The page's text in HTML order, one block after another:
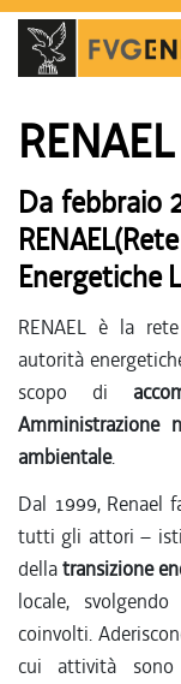
RENAEL
Da febbraio
Energetiche
RENAEL è la
autorità
scopo di
Amministrazione
ambientale.
Dal 1999, Renael
tutti gli attori –
dellatransizione
locale,
coinvolti.
cui attività sono